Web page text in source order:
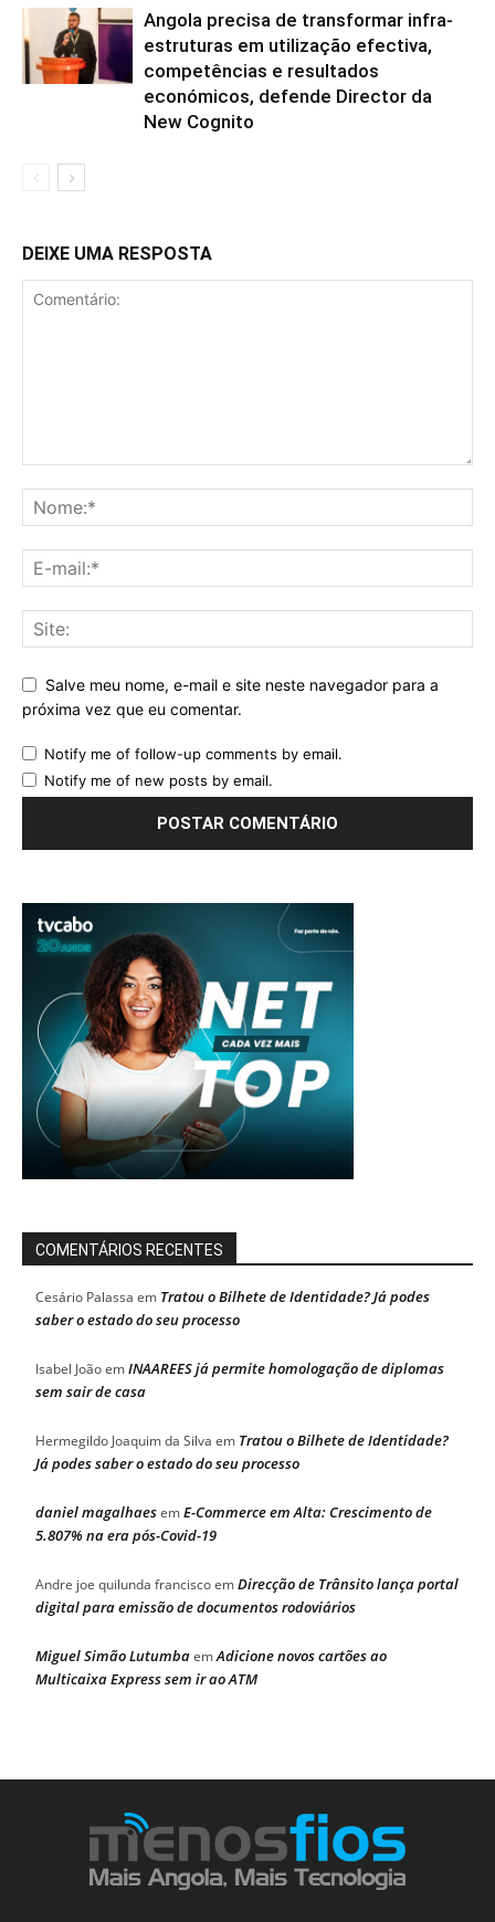
Angola precisa de transformar infra-
estruturas em utilização efectiva,
competências e resultados
económicos, defende Director da
New Cognito
DEIXE UMA RESPOSTA
Salve meu nome, e-mail e site neste navegador para a
próxima vez que eu comentar.
Notify me of follow-up comments by email.
Notify me of new posts by email.
COMENTÁRIOS RECENTES
Cesário Palassa em Tratou o Bilhete de Identidade? Já podes
saber o estado do seu processo
Isabel JoãoemINAAREES já permite homologação de diplomas
sem sair de casa
Hermegildo Joaquim da Silva em Tratou o Bilhete de Identidade?
Já podes saber o estado do seu processo
daniel magalhaesemE-Commerce em Alta: Crescimento de
5.807% na era pós-Covid-19
Andre joe quilunda franciscoemDirecção de Trânsito lança portal
digital para emissão de documentos rodoviários
Miguel Simão LutumbaemAdicione novos cartões ao
Multicaixa Express sem ir ao ATM